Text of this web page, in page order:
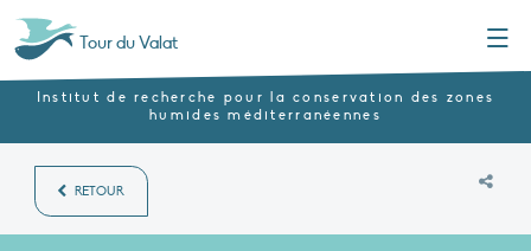
Tour du Valat
Institut de recherche pour la conservation des zones
humides méditerranéennes
RETOUR